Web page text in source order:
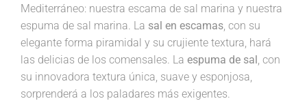
Mediterráneo: nuestra escama de sal marina y nuestra
espuma de sal marina. La sal en escamas, con su
elegante forma piramidal y su crujiente textura, hará
las delicias de los comensales. La espuma de sal, con
su innovadora textura única, suave y esponjosa,
sorprenderá a los paladares más exigentes.